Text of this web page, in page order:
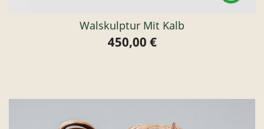
Walskulptur Mit Kalb
Preis
450,00 €